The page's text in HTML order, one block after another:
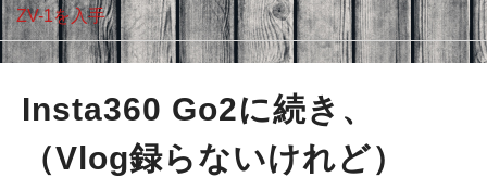
ZV-1を入手
Insta360 Go2に続き、
（Vlog録らないけれど）